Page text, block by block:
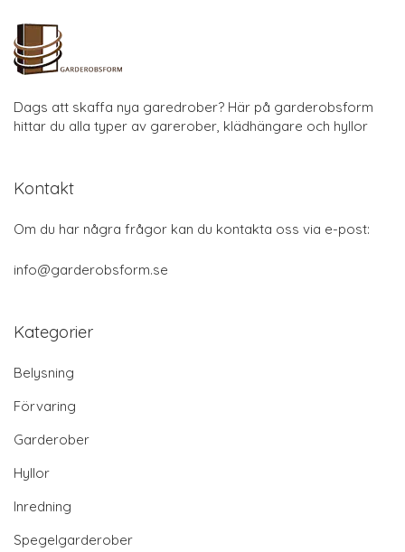
Dags att skaffa nya garedrober? Här på garderobsform
hittar du alla typer av garerober, klädhängare och hyllor
Kontakt
Om du har några frågor kan du kontakta oss via e-post:
info@garderobsform.se
Kategorier
Belysning
Förvaring
Garderober
Hyllor
Inredning
Spegelgarderober